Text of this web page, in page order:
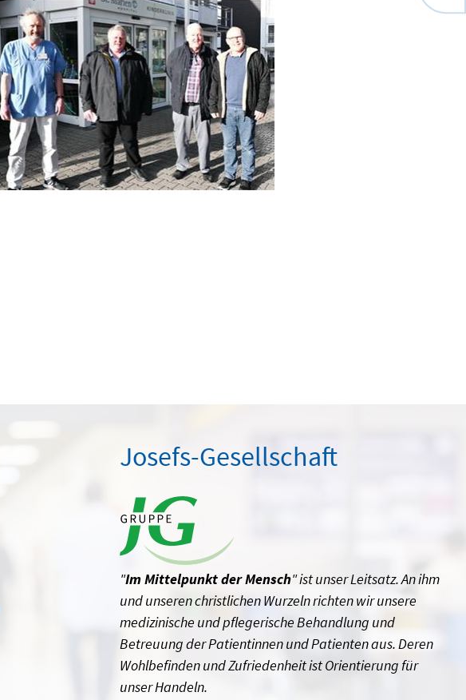
Josefs-Gesellschaft
"Im Mittelpunkt der Mensch" ist unser Leitsatz. An ihm
und unseren christlichen Wurzeln richten wir unsere
medizinische und pflegerische Behandlung und
Betreuung der Patientinnen und Patienten aus. Deren
Wohlbefinden und Zufriedenheit ist Orientierung für
unser Handeln.